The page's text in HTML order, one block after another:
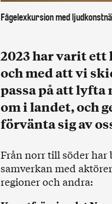
Fågelexkursion med
2023 har varit
och med att vi
passa på att
om i landet, och
förvänta sig av
Från norr till söder har
samverkan med
regioner och andra: